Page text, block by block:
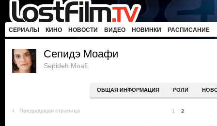
СЕРИАЛЫ КИНО НОВОСТИ ВИДЕО НОВИНКИ РАСПИСАНИЕ
Сепидэ Моафи
Sepideh Moafi
ОБЩАЯ ИНФОРМАЦИЯ РОЛИ
Предыдущая страница 1 2